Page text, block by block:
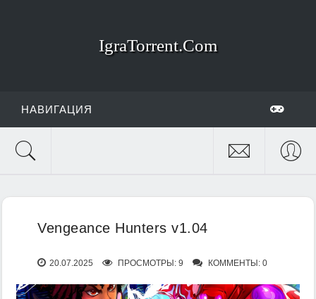
IgraTorrent.Com
НАВИГАЦИЯ
Vengeance Hunters v1.04
20.07.2025 ПРОСМОТРЫ: 9 КОММЕНТЫ: 0